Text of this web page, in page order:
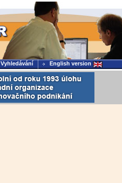
Vyhledávání English version